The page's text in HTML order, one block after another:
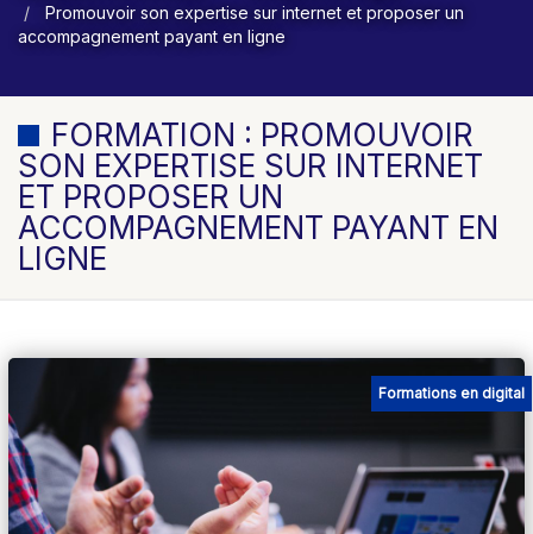
Promouvoir son expertise sur internet et proposer un
accompagnement payant en ligne
FORMATION : PROMOUVOIR
SON EXPERTISE SUR INTERNET
ET PROPOSER UN
ACCOMPAGNEMENT PAYANT EN
LIGNE
Formations en digital